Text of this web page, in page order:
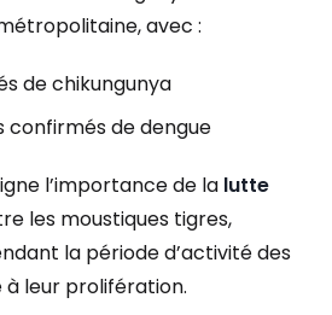
avec :
de chikungunya
confirmés de dengue
l’importance de la lutte
les moustiques tigres,
la période d’activité des
à leur prolifération.